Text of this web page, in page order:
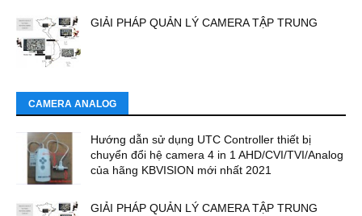
GIẢI PHÁP QUẢN LÝ CAMERA TẬP TRUNG
CAMERA ANALOG
Hướng dẫn sử dụng UTC Controller thiết bị
chuyển đổi hệ camera 4 in 1 AHD/CVI/TVI/Analog
của hãng KBVISION mới nhất 2021
GIẢI PHÁP QUẢN LÝ CAMERA TẬP TRUNG